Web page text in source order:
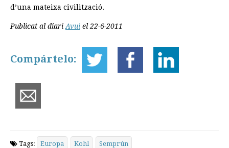
d’una mateixa civilització.
Publicat al diari Avui el 22-6-2011
Compártelo:
Tags: Europa Kohl Semprún